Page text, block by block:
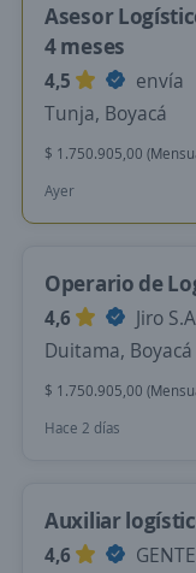
Asesor
4 meses
4,5
envía
Tunja, Boyacá
$ 1.750.905,00
Ayer
Operario de
4,6
Jiro
Duitama, Boyacá
$ 1.750.905,00
Hace 2 días
Auxiliar
4,6